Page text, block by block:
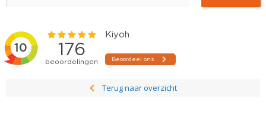
Terug naar overzicht